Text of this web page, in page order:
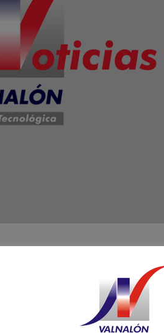
celebraron en la región
que participaron en el
estas ferias se produce
educativos que han